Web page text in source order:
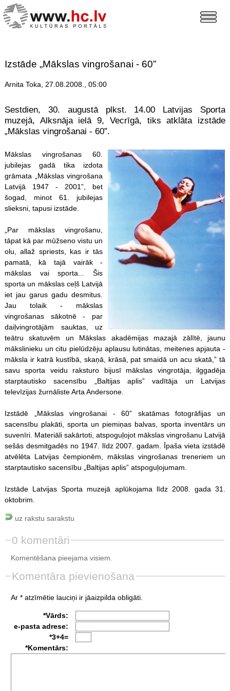
Izstāde „Mākslas vingrošanai - 60”
Arnita Toka, 27.08.2008., 05:00
Sestdien, 30. augustā plkst. 14.00 Latvijas Sporta
muzejā, Alksnāja ielā 9, Vecrīgā, tiks atklāta izstāde
„Mākslas vingrošanai - 60”.
Mākslas vingrošanas 60.
jubilejas gadā tika izdota
grāmata „Mākslas vingrošana
Latvijā 1947 - 2001”, bet
šogad, minot 61. jubilejas
slieksni, tapusi izstāde.
„Par mākslas vingrošanu,
tāpat kā par mūžseno vistu un
olu, allaž spriests, kas ir tās
pamatā, kā tajā vairāk -
mākslas vai sporta... Šis
sporta un mākslas ceļš Latvijā
iet jau garus gadu desmitus.
Jau tolaik - mākslas
vingrošanas sākotnē - par
daiļvingrotājām sauktas, uz
teātru skatuvēm un Mākslas akadēmijas mazajā zālītē, jaunu
mākslinieku un citu pielūdzēju aplausu lutinātas, meitenes apjauta -
māksla ir katrā kustībā, skaņā, krāsā, pat smaidā un acu skatā,” tā
savu sporta veidu raksturo bijusī mākslas vingrotāja, ilggadēja
starptautisko sacensību „Baltijas aplis” vadītāja un Latvijas
televīzijas žurnāliste Arta Andersone.
Izstādē „Mākslas vingrošanai - 60” skatāmas fotogrāfijas un
sacensību plakāti, sporta un piemiņas balvas, sporta inventārs un
suvenīri. Materiāli sakārtoti, atspoguļojot mākslas vingrošanu Latvijā
sešās desmitgadēs no 1947. līdz 2007. gadam. Īpaša vieta izstādē
atvēlēta Latvijas čempionēm, mākslas vingrošanas treneriem un
starptautisko sacensību „Baltijas aplis” atspoguļojumam.
Izstāde Latvijas Sporta muzejā aplūkojama līdz 2008. gada 31.
oktobrim.
uz rakstu sarakstu
0 komentāri
Komentēšana pieejama visiem.
Komentāra pievienošana
Ar * atzīmētie lauciņi ir jāaizpilda obligāti.
*Vārds:
e-pasta adrese:
*3+4=
*Komentārs: